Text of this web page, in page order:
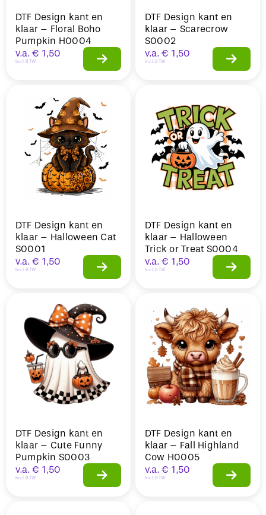
DTF Design kant en
klaar – Floral Boho
Pumpkin H0004
v.a. € 1,50
Incl. BTW
DTF Design kant en
klaar – Scarecrow
S0002
v.a. € 1,50
Incl. BTW
DTF Design kant en
klaar – Halloween Cat
S0001
v.a. € 1,50
Incl. BTW
DTF Design kant en
klaar – Halloween
Trick or Treat S0004
v.a. € 1,50
Incl. BTW
DTF Design kant en
klaar – Cute Funny
Pumpkin S0003
v.a. € 1,50
Incl. BTW
DTF Design kant en
klaar – Fall Highland
Cow H0005
v.a. € 1,50
Incl. BTW